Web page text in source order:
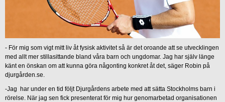
- För mig som vigt mitt liv åt fysisk aktivitet så är det oroande att se utvecklingen
med allt mer stillasittande bland våra barn och ungdomar. Jag har själv länge
känt en önskan om att kunna göra någonting konkret åt det, säger Robin på
djurgården.se.
-Jag har under en tid följt Djurgårdens arbete med att sätta Stockholms barn i
rörelse. När jag sen fick presenterat för mig hur genomarbetad organisationen